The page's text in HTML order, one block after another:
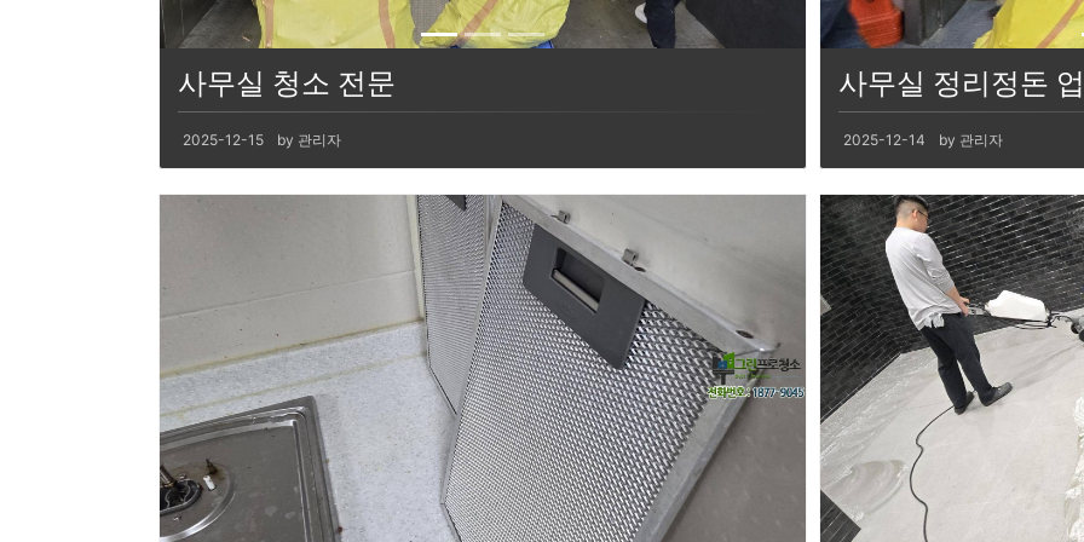
사무실 청소 전문
2025-12-15 by 관리자
사무실 정리정돈
2025-12-14 by 관리자